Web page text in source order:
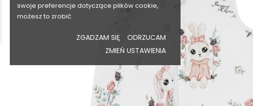
swoje preferencje dotyczące plików cookie,
możesz to zrobić
ZGADZAM SIĘ
ODRZUCAM
ZMIEŃ USTAWIENIA